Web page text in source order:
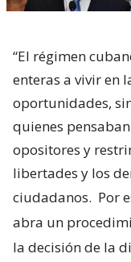
“El régimen
enteras a vivir en
oportunidades,
quienes
opositores y
libertades y los
ciudadanos. Por
abra un
la decisión de la